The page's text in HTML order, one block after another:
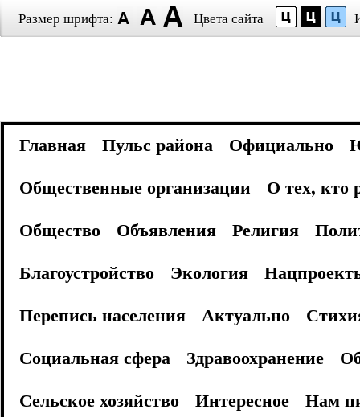
Размер шрифта: Цвета сайта
Главная Пульс района Официально
Общественные организации
О тех, кто
Общество
Объявления Религия
Благоустройство
Экология
Перепись населения
Актуально
Социальная сфера
Здравоохранение
Сельское хозяйство
Интересное
Нам